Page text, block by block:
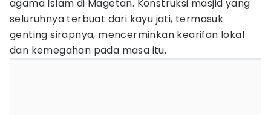
agama Islam di Magetan. Konstruksi masjid yang
seluruhnya terbuat dari kayu jati, termasuk
genting sirapnya, mencerminkan kearifan lokal
dan kemegahan pada masa itu.